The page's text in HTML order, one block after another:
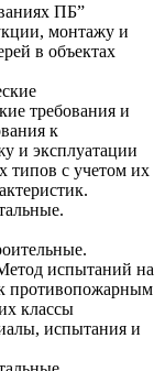
ПБ”
монтажу и
в объектах
требования и
к
и эксплуатации
типов с учетом их
испытаний на
противопожарным
классы
испытания и